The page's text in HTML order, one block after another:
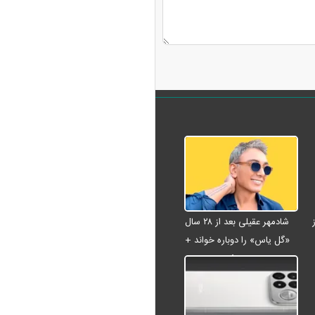
شادمهر عقیلی بعد از ۲۸ سال
«گل یاس» را دوباره خواند +
ویدئو